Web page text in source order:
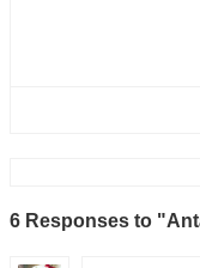
6 Responses to